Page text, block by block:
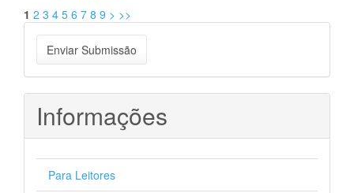
1 2 3 4 5 6 7 8 9 > >>
Enviar
Submissão
Enviar Submissão
Informações
Para Leitores